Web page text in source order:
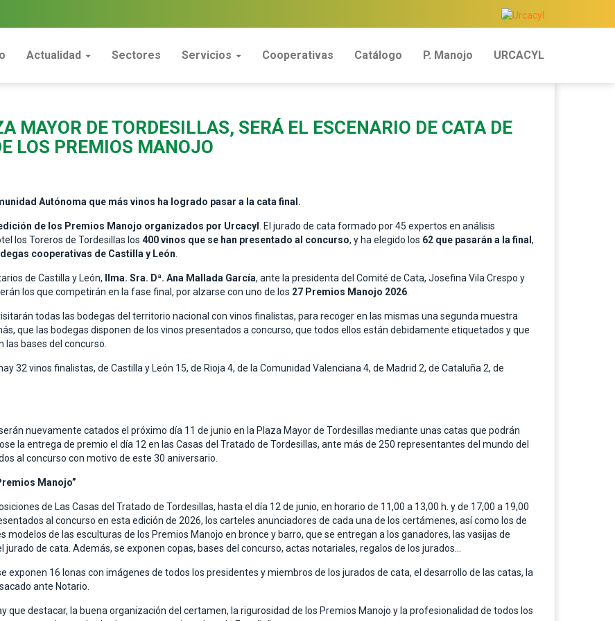
Actualidad Sectores Servicios Cooperativas Catálogo P. Manojo URCACYL
MAYOR DE TORDESILLAS, SERÁ EL ESCENARIO DE CATA DE
LOS PREMIOS MANOJO
Autónoma que más vinos ha logrado pasar a la cata final.
de los Premios Manojo organizados por Urcacyl
. El jurado de cata formado por 45 expertos en análisis
los Toreros de Tordesillas los 400 vinos que se han presentado al concurso, y ha elegido los 62 que pasarán a la final ,
cooperativas de Castilla y León
de Castilla y León, Ilma. Sra. Dª. Ana Mallada García, ante la presidenta del Comité de Cata, Josefina Vila Crespo y
los que competirán en la fase final, por alzarse con uno de los 27 Premios Manojo 2026
todas las bodegas del territorio nacional con vinos finalistas, para recoger en las mismas una segunda muestra
que las bodegas disponen de los vinos presentados a concurso, que todos ellos están debidamente etiquetados y que
bases del concurso.
32 vinos finalistas, de Castilla y León 15, de Rioja 4, de la Comunidad Valenciana 4, de Madrid 2, de Cataluña 2, de
nuevamente catados el próximo día 11 de junio en la Plaza Mayor de Tordesillas mediante unas catas que podrán
la entrega de premio el día 12 en las Casas del Tratado de Tordesillas, ante más de 250 representantes del mundo del
al concurso con motivo de este 30 aniversario.
Manojo”
de Las Casas del Tratado de Tordesillas, hasta el día 12 de junio, en horario de 11,00 a 13,00 h. y de 17,00 a 19,00
al concurso en esta edición de 2026, los carteles anunciadores de cada una de los certámenes, así como los de
modelos de las esculturas de los Premios Manojo en bronce y barro, que se entregan a los ganadores, las vasijas de
de cata. Además, se exponen copas, bases del concurso, actas notariales, regalos de los jurados…
exponen 16 lonas con imágenes de todos los presidentes y miembros de los jurados de cata, el desarrollo de las catas, la
ante Notario.
que destacar, la buena organización del certamen, la rigurosidad de los Premios Manojo y la profesionalidad de todos los